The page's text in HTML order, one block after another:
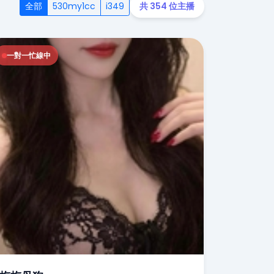
全部 530my1cc i349 共 354 位主播
一對一忙線中